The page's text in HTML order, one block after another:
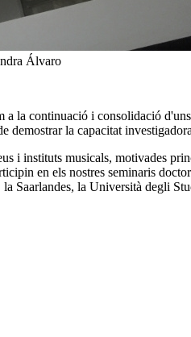
Álvaro
la continuació i consolidació
la capacitat
i instituts musicals, motivades
en els nostres seminaris
Saarlandes, la Università degli